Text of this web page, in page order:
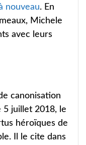
nouveau. En
Michele
avec leurs
canonisation
5 juillet 2018, le
héroïques de
Il le cite dans